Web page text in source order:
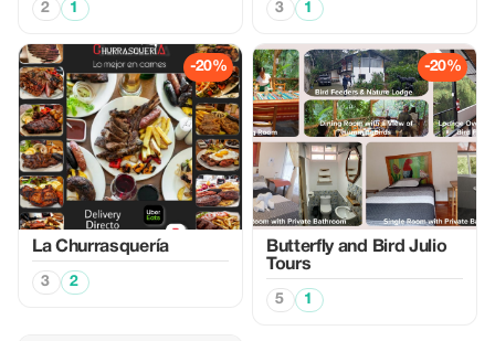
2 1 3 1
-20%
La Churrasquería
3 2
-20%
Butterfly and Bird Julio
Tours
5 1